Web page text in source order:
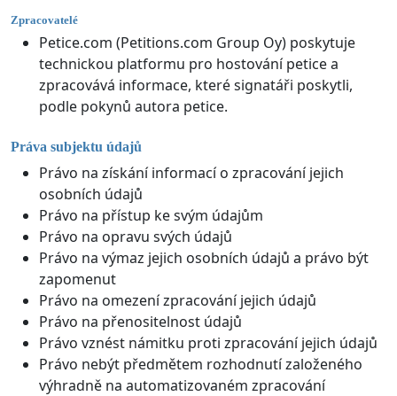
Zpracovatelé
Petice.com (Petitions.com Group Oy) poskytuje
technickou platformu pro hostování petice a
zpracovává informace, které signatáři poskytli,
podle pokynů autora petice.
Práva subjektu údajů
Právo na získání informací o zpracování jejich
osobních údajů
Právo na přístup ke svým údajům
Právo na opravu svých údajů
Právo na výmaz jejich osobních údajů a právo být
zapomenut
Právo na omezení zpracování jejich údajů
Právo na přenositelnost údajů
Právo vznést námitku proti zpracování jejich údajů
Právo nebýt předmětem rozhodnutí založeného
výhradně na automatizovaném zpracování